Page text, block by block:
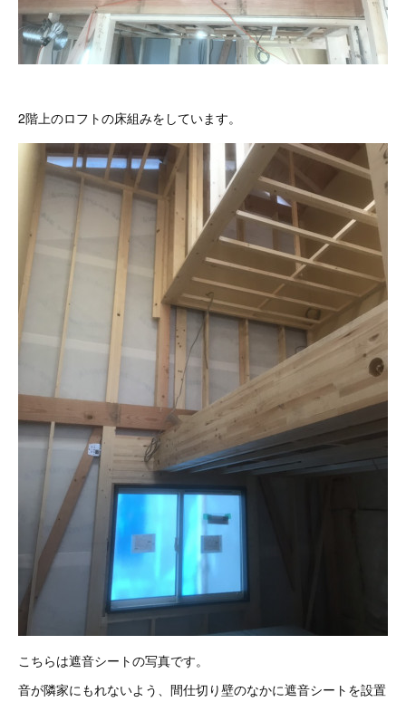
2階上のロフトの床組みをしています。
こちらは遮音シートの写真です。
音が隣家にもれないよう、間仕切り壁のなかに遮音シートを設置